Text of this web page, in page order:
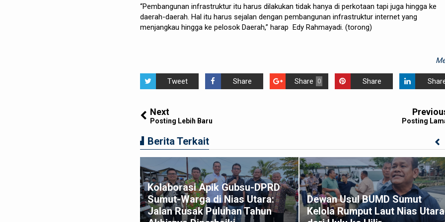
“Pembangunan infrastruktur itu harus dilakukan tidak hanya di perkotaan tapi juga hingga ke
daerah-daerah. Hal itu harus sejalan dengan pembangunan infrastruktur internet yang
menjangkau hingga ke pelosok Daerah,” harap Edy Rahmayadi. (torong)
Tweet Share 0
Share Share
Next
Posting Lebih Baru Posting
Berita Terkait
Kolaborasi Apik Gubsu-DPRD
Sumut-Warga di Nias Utara:
Jalan Rusak Puluhan Tahun
Dewan Usul BUMD Sumut
Kelola Rumput Laut Nias Utara